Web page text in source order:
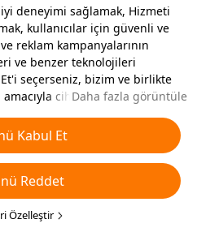
deneyimi sağlamak, Hizmeti
kullanıcılar için güvenli ve
reklam kampanyalarının
ve benzer teknolojileri
seçerseniz, bizim ve birlikte
cihazınızda çerezleri ve
’Tümünü Reddedebilir' veya
tıklayarak veya gizlilik
hangi çerez türlerini kabul
istediğinizi seçebilirsiniz. Daha
Teknolojiler Politikamıza
Daha fazla görüntüle
Kabul Et
Reddet
Özelleştir